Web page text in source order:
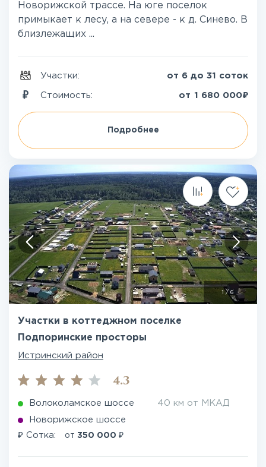
Новорижской трассе. На юге поселок
примыкает к лесу, а на севере - к д. Синево. В
близлежащих ...
Участки: от 6 до 31 соток
Стоимость: от 1 680 000₽
Подробнее
/ 6
Участки в коттеджном поселке
Подпоринские просторы
Истринский район
4.3
Волоколамское шоссе 40 км от МКАД
Новорижское шоссе
₽ Сотка: от 350 000 ₽